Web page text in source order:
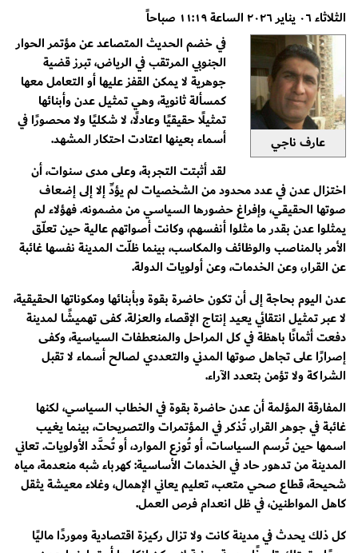
الثلاثاء ٠٦ يناير ٢٠٢٦ الساعة ١١:١٩ صباحاً
عارف ناجي
في خضم الحديث المتصاعد عن مؤتمر الحوار
الجنوبي المرتقب في الرياض، تبرز قضية
جوهرية لا يمكن القفز عليها أو التعامل معها
كمسألة ثانوية، وهي تمثيل عدن وأبنائها
تمثيلًا حقيقيًا وعادلًا، لا شكليًا ولا محصورًا في
أسماء بعينها اعتادت احتكار المشهد.
لقد أثبتت التجربة، وعلى مدى سنوات، أن
اختزال عدن في عدد محدود من الشخصيات لم يؤدِّ إلا إلى إضعاف
صوتها الحقيقي، وإفراغ حضورها السياسي من مضمونه. فهؤلاء لم
يمثلوا عدن بقدر ما مثلوا أنفسهم، وكانت أصواتهم عالية حين تعلّق
الأمر بالمناصب والوظائف والمكاسب، بينما ظلّت المدينة نفسها غائبة
عن القرار، وعن الخدمات، وعن أولويات الدولة.
عدن اليوم بحاجة إلى أن تكون حاضرة بقوة وبأبنائها ومكوناتها الحقيقية،
لا عبر تمثيل انتقائي يعيد إنتاج الإقصاء والعزلة. كفى تهميشًا لمدينة
دفعت أثمانًا باهظة في كل المراحل والمنعطفات السياسية، وكفى
إصرارًا على تجاهل صوتها المدني والتعددي لصالح أسماء لا تقبل
الشراكة ولا تؤمن بتعدد الآراء.
المفارقة المؤلمة أن عدن حاضرة بقوة في الخطاب السياسي، لكنها
غائبة في جوهر القرار. تُذكر في المؤتمرات والتصريحات، بينما يغيب
اسمها حين تُرسم السياسات، أو تُوزع الموارد، أو تُحدَّد الأولويات. تعاني
المدينة من تدهور حاد في الخدمات الأساسية: كهرباء شبه منعدمة، مياه
شحيحة، قطاع صحي متعب، تعليم يعاني الإهمال، وغلاء معيشة يثقل
كاهل المواطنين، في ظل انعدام فرص العمل.
كل ذلك يحدث في مدينة كانت ولا تزال ركيزة اقتصادية وموردًا ماليًا